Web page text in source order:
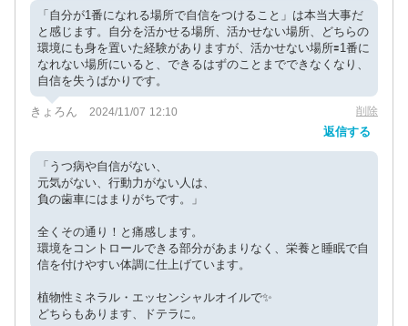
「自分が1番になれる場所で自信をつけること」は本当大事だ
と感じます。自分を活かせる場所、活かせない場所、どちらの
環境にも身を置いた経験がありますが、活かせない場所🟰1番に
なれない場所にいると、できるはずのことまでできなくなり、
自信を失うばかりです。
きょろん 2024/11/07 12:10 削除
返信する
「うつ病や自信がない、
元気がない、行動力がない人は、
負の歯車にはまりがちです。」
全くその通り！と痛感します。
環境をコントロールできる部分があまりなく、栄養と睡眠で自
信を付けやすい体調に仕上げています。
植物性ミネラル・エッセンシャルオイルで✨
どちらもあります、ドテラに。